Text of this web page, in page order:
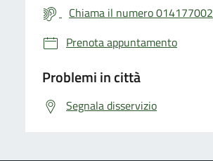
Chiama il numero 014177002
Prenota appuntamento
Problemi in città
Segnala disservizio